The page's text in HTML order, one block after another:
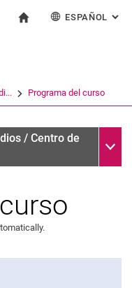
directly to: content
directly to: search
directly to: main
an external link in a
ESPAÑOL :
Programa del curso
Centro de Idiomas
/ Centro de